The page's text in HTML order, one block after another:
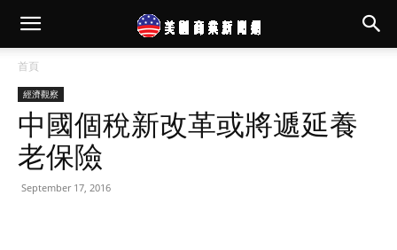
首頁
經濟觀察
中國個稅新改革或將遞延養
老保險
September 17, 2016